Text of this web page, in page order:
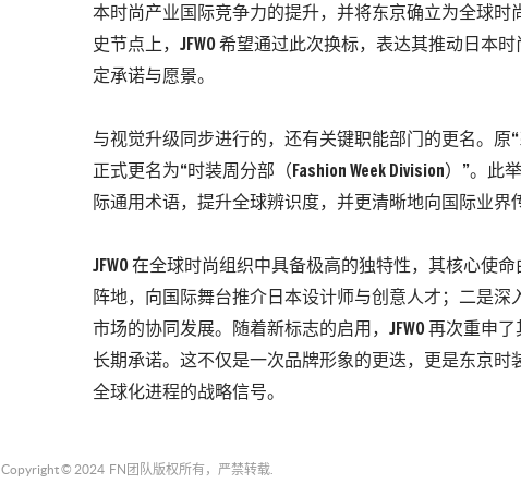
本时尚产业国际竞争力的提升，并将东京确立为全球时
史节点上，JFWO 希望通过此次换标，表达其推动日本
定承诺与愿景。
与视觉升级同步进行的，还有关键职能部门的更名。原
正式更名为“时装周分部（Fashion Week Division）”。此
际通用术语，提升全球辨识度，并更清晰地向国际业界
JFWO 在全球时尚组织中具备极高的独特性，其核心使
阵地，向国际舞台推介日本设计师与创意人才；二是
市场的协同发展。随着新标志的启用，JFWO 再次重申
长期承诺。这不仅是一次品牌形象的更迭，更是东京
全球化进程的战略信号。
Copyright © 2024 FN团队 版权所有，严禁转载.